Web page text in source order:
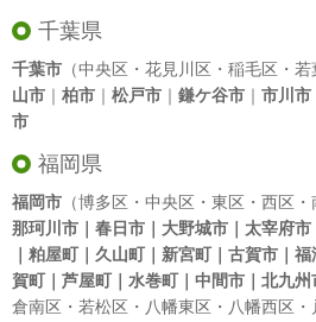
千葉県
千葉市 （中央区・花見川区・稲毛区・
山市 ｜ 柏市 ｜ 松戸市 ｜ 鎌ケ谷市 ｜ 市川市
市
福岡県
福岡市 （博多区・中央区・東区・西区
那珂川市｜春日市｜大野城市｜太宰府
｜粕屋町｜久山町｜新宮町｜古賀市｜
賀町｜芦屋町｜水巻町｜中間市｜北九州
倉南区・若松区・八幡東区・八幡西区・